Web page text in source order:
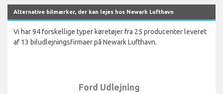
Alternative bilmærker, der kan lejes hos Newark Lufthavn
Vi har 94 forskellige typer køretøjer fra 25 producenter leveret
af 13 biludlejningsfirmaer på Newark Lufthavn.
Ford Udlejning